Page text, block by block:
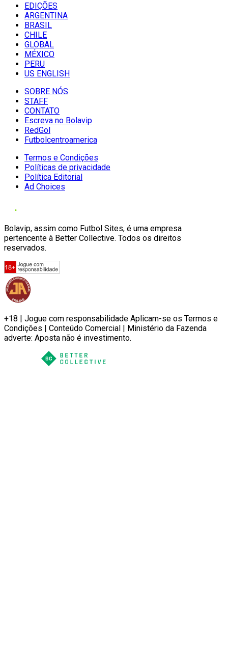
EDIÇÕES
ARGENTINA
BRASIL
CHILE
GLOBAL
MÉXICO
PERU
US ENGLISH
SOBRE NÓS
STAFF
CONTATO
Escreva no Bolavip
RedGol
Futbolcentroamerica
Termos e Condições
Políticas de privacidade
Política Editorial
Ad Choices
Bolavip, assim como Futbol Sites, é uma empresa
pertencente à Better Collective. Todos os direitos
reservados.
+18 | Jogue com responsabilidade Aplicam-se os Termos e
Condições | Conteúdo Comercial | Ministério da Fazenda
adverte: Aposta não é investimento.